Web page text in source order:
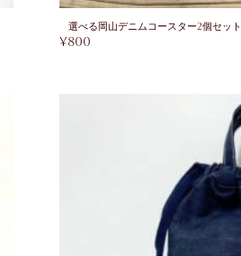
選べる岡山デニムコースター2個セット
¥800